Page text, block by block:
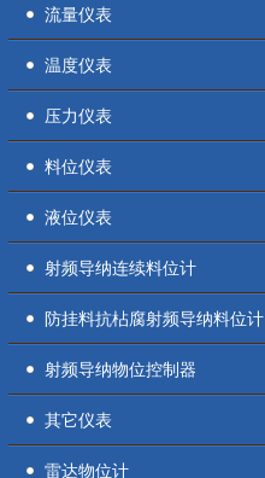
流量仪表
温度仪表
压力仪表
料位仪表
液位仪表
射频导纳连续料位计
防挂料抗枮腐射频导纳料位计
射频导纳物位控制器
其它仪表
雷达物位计